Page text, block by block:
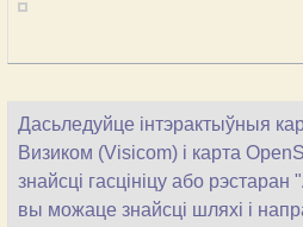
Дасьледуйце інтэрактыўныя
Визиком (Visicom) і карта
знайсці гасцініцу або
вы можаце знайсці шляхі і